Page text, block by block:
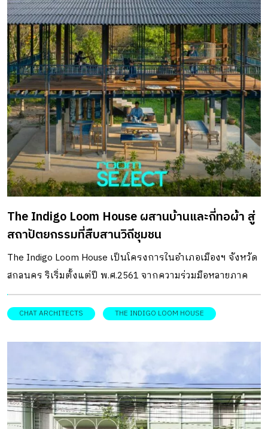
กับต้นไม้เรียบง่าย […]
สภาพอากาศที่มีอุณหภูมิสูงขึ้น และจากฝีมือมนุษย์อย่างการ
ปล่อยขยะและของเสียที่ส่งผลต่อแม่น้ำและทะเล ส่งผลให้อัตรา
การเพาะเลี้ยงสัตว์น้ำที่ทำกำไรของชาวบ้านลดปริมาณลงเรื่อย
ๆ จนหลายพื้นที่ต้องละทิ้งการประมงแบบดั้งเดิม โดยเฉพาะ
กับคนรุ่นใหม่ที่เลือกย้ายออกจากบ้านเกิดเพื่อไปหางานที่ให้ราย
ได้ดีกว่าในโรงงาน สำนักงาน หรือธุรกิจค้าปลีก ในกรุงเทพฯ
และพื้นที่ใกล้เคียง จึงเป็นโอกาสที่คุณฉัตรพงษ์ ชื่นฤดีมล
สถาปนิกจาก Chat Architects ได้เข้ามาศึกษา และทำงานวิจัย
เกี่ยวกับวิถีชีวิตที่กำลังจะสูญหายไป โดยมาพร้อมแนวคิดการ
พัฒนาพื้นที่ผ่านโครงการ Angsila Oyster Scaffolding Pavilion
เพื่อฟื้นฟูอุตสาหกรรมประมงและอาหารทะเลของชุมชนอ่างศิลา
ผ่านการสร้างต้นแบบโครงสร้างพื้นฐานใหม่สำหรับการท่อง
เที่ยวเชิงนิเวศหอยนางรมเพื่อสร้างความตระหนักรู้แก่สังคม
มากขึ้น พาวิเลียนโมดูลาร์ไม้ไผ่วัสดุธรรมชาติที่ยั่งยืน พาวิเลียน
นี้นับเป็นพาวิเลียนหลังที่ 2 ที่ได้รับการสร้างขึ้นเพื่อทดแทน
โครงการเดิม ซึ่งเสียหายจากพายุฝนรุนแรงในปี พ.ศ.2567 จน
เหลือเพียงซากเสาไม้ไผ่ เนื่องจากโครงสร้างไม้ไผ่อาจมีโอกาส
เสียหาย และมีอายุการใช้งานชั่วคราวเพียง 2 ปี แต่ด้วยแรง
โครงการ “Angsila […]
The Indigo Loom House ผสานบ้านและกี่ทอผ้า สู่
สถาปัตยกรรมที่สืบสานวิถีชุมชน
The Indigo Loom House เป็นโครงการในอำเภอเมืองฯ จังหวัด
สกลนคร ริเริ่มตั้งแต่ปี พ.ศ.2561 จากความร่วมมือหลายภาค
ส่วนของคุณฉัตรพงษ์ ชื่นฤดีมล แห่ง Chat Architects คุณแมน
– ปราชญ์ นิยมค้า ศิลปินผ้าครามเจ้าของสวน สวนแมน Man
มุ่งฟื้นฟูและต่อยอดภูมิปัญญาท้องถิ่นอีสานอย่างการทอผ้า
ครามสีธรรมชาติของชุมชนท้องถิ่นสกลนคร ซึ่งเป็นภูมิปัญญา
ที่มีประวัติศาสตร์คู่กับพื้นที่และวิถีชีวิตคนมายาวนาน
DESIGNER DIRECTORYออกแบบ: Chat Architects คุณฉัตร
CHAT ARCHITECTS THE INDIGO LOOM HOUSE